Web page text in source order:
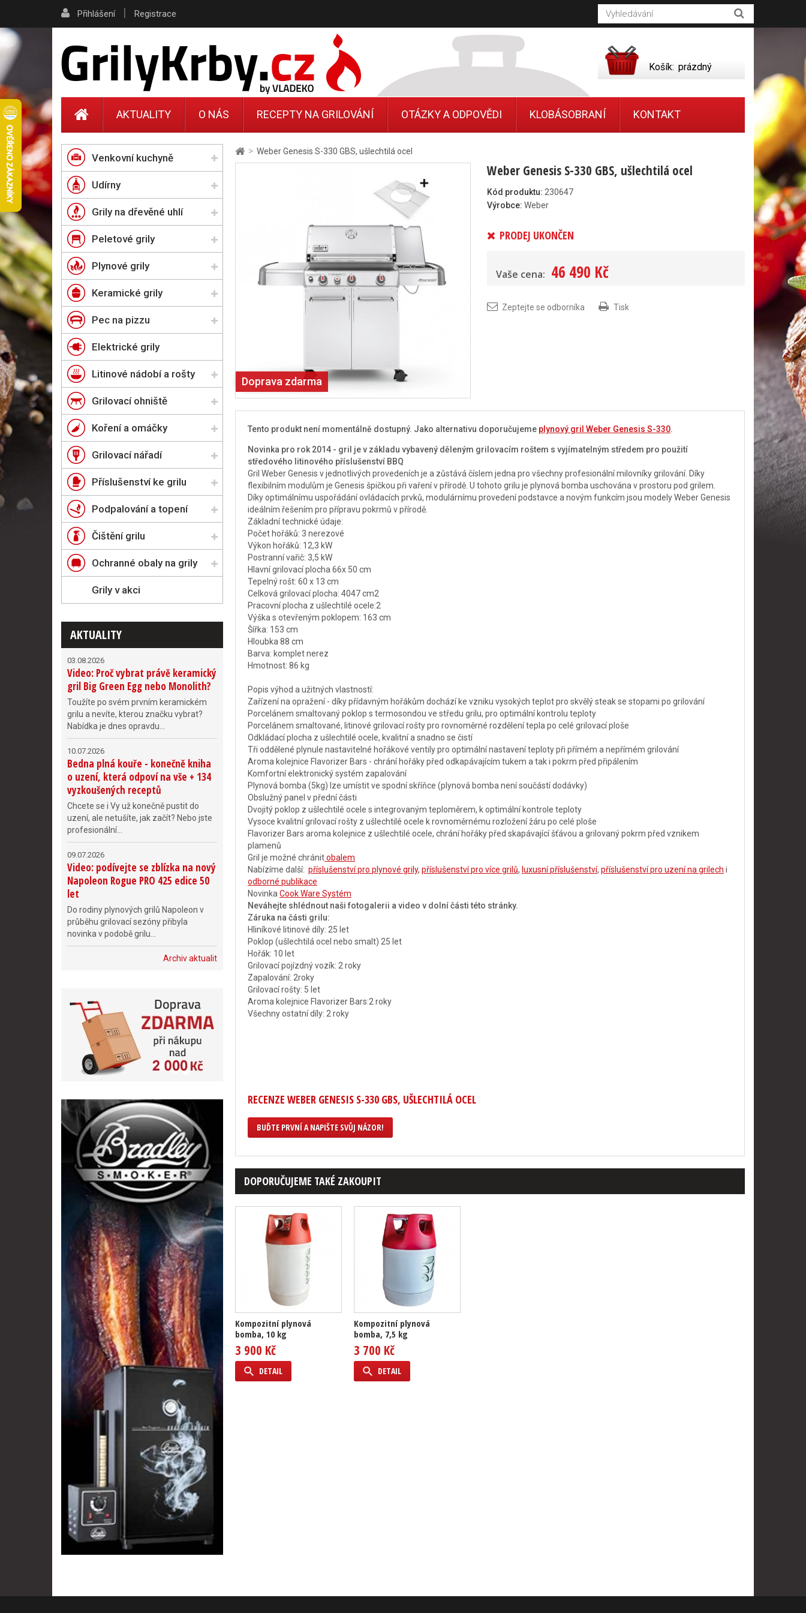
> Weber Genesis S-330 GBS, ušlechtilá ocel
Doprava zdarma
Weber Genesis S-330 GBS, ušlechtilá ocel
Kód produktu: 230647
Výrobce: Weber
PRODEJ UKONČEN
Vaše cena: 46 490 Kč
Zeptejte se odborníka Tisk
Tento produkt není momentálně dostupný. Jako alternativu doporučujeme plynový gril Weber Genesis S-330.
Novinka pro rok 2014 - gril je v základu vybavený děleným grilovacím roštem s vyjímatelným středem pro použití
středového litinového příslušenství BBQ
Gril Weber Genesis v jednotlivých provedeních je a zůstává číslem jedna pro všechny profesionální milovníky grilování. Díky
flexibilním modulům je Genesis špičkou při vaření v přírodě. U tohoto grilu je plynová bomba uschována v prostoru pod grilem.
Díky optimálnímu uspořádání ovládacích prvků, modulárnímu provedení podstavce a novým funkcím jsou modely Weber Genesis
ideálním řešením pro přípravu pokrmů v přírodě.
Základní technické údaje:
Počet hořáků: 3 nerezové
Výkon hořáků: 12,3 kW
Postranní vařič: 3,5 kW
Hlavní grilovací plocha 66x 50 cm
Tepelný rošt: 60 x 13 cm
Celková grilovací plocha: 4047 cm2
Pracovní plocha z ušlechtilé ocele:2
Výška s otevřeným poklopem: 163 cm
Šířka: 153 cm
Hloubka 88 cm
Barva: komplet nerez
Hmotnost: 86 kg
Popis výhod a užitných vlastností:
Zařízení na opražení - díky přídavným hořákům dochází ke vzniku vysokých teplot pro skvělý steak se stopami po grilování
Porcelánem smaltovaný poklop s termosondou ve středu grilu, pro optimální kontrolu teploty
Porcelánem smaltované, litinové grilovací rošty pro rovnoměrné rozdělení tepla po celé grilovací ploše
Odkládací plocha z ušlechtilé ocele, kvalitní a snadno se čistí
Tři oddělené plynule nastavitelné hořákové ventily pro optimální nastavení teploty při přímém a nepřímém grilování
Aroma kolejnice Flavorizer Bars - chrání hořáky před odkapávajícím tukem a tak i pokrm před připálením
Komfortní elektronický systém zapalování
Plynová bomba (5kg) lze umístit ve spodní skříňce (plynová bomba není součástí dodávky)
Obslužný panel v přední části
Dvojitý poklop z ušlechtilé ocele s integrovaným teploměrem, k optimální kontrole teploty
Vysoce kvalitní grilovací rošty z ušlechtilé ocele k rovnoměrnému rozložení žáru po celé ploše
Flavorizer Bars aroma kolejnice z ušlechtilé ocele, chrání hořáky před skapávající šťávou a grilovaný pokrm před vznikem
plamenů
Gril je možné chránitobalem
Nabízíme další: příslušenství pro plynové grily, příslušenství pro více grilů, luxusní příslušenství, příslušenství pro uzení na grilech i
odborné publikace
Novinka Cook Ware Systém
Neváhejte shlédnout naši fotogalerii a video v dolní části této stránky.
Záruka na části grilu:
Hliníkové litinové díly: 25 let
Poklop (ušlechtilá ocel nebo smalt) 25 let
Hořák: 10 let
Grilovací pojízdný vozík: 2 roky
Zapalování: 2roky
Grilovací rošty: 5 let
Aroma kolejnice Flavorizer Bars:2 roky
Všechny ostatní díly: 2 roky
RECENZE WEBER GENESIS S-330 GBS, UŠLECHTILÁ OCEL
BUĎTE PRVNÍ A NAPIŠTE SVŮJ NÁZOR!
DOPORUČUJEME TAKÉ ZAKOUPIT
Kompozitní plynová
bomba, 10 kg
3 900 Kč
DETAIL
Kompozitní plynová
bomba, 7,5 kg
3 700 Kč
DETAIL
Venkovní kuchyně
Udírny
Grily na dřevěné uhlí
Peletové grily
Plynové grily
Keramické grily
Pec na pizzu
Elektrické grily
Litinové nádobí a rošty
Grilovací ohniště
Koření a omáčky
Grilovací nářadí
Příslušenství ke grilu
Podpalování a topení
Čištění grilu
Ochranné obaly na grily
Grily v akci
AKTUALITY
03.08.2026
Video: Proč vybrat právě keramický
gril Big Green Egg nebo Monolith?
Toužíte po svém prvním keramickém
grilu a nevíte, kterou značku vybrat?
Nabídka je dnes opravdu...
10.07.2026
Bedna plná kouře - konečně kniha
o uzení, která odpoví na vše + 134
vyzkoušených receptů
Chcete se i Vy už konečně pustit do
uzení, ale netušíte, jak začít? Nebo jste
profesionální...
09.07.2026
Video: podívejte se zblízka na nový
Napoleon Rogue PRO 425 edice 50
let
Do rodiny plynových grilů Napoleon v
průběhu grilovací sezóny přibyla
novinka v podobě grilu...
Archiv aktualit
Přihlášení | Registrace
Košík: prázdný
AKTUALITY O NÁS RECEPTY NA GRILOVÁNÍ OTÁZKY A ODPOVĚDI KLOBÁSOBRANÍ KONTAKT